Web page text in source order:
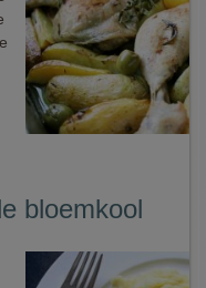
bloemkool